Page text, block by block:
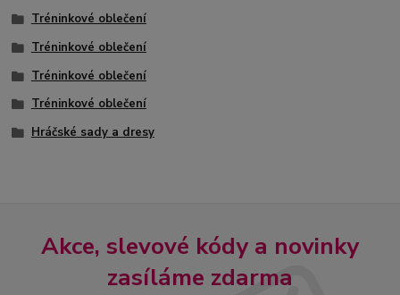
Tréninkové oblečení
Tréninkové oblečení
Tréninkové oblečení
Tréninkové oblečení
Hráčské sady a dresy
Akce, slevové kódy a novinky
zasíláme zdarma